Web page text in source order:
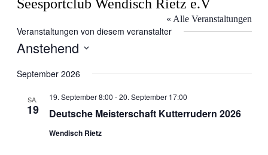
Seesportclub Wendisch Rietz e.V
« Alle Veranstaltungen
Veranstaltungen von diesem veranstalter
Anstehend
wählen.
September 2026
SA.
19 Deutsche Meisterschaft Kutterrudern 2026
19. September 8:00 -20. September 17:00
Wendisch Rietz